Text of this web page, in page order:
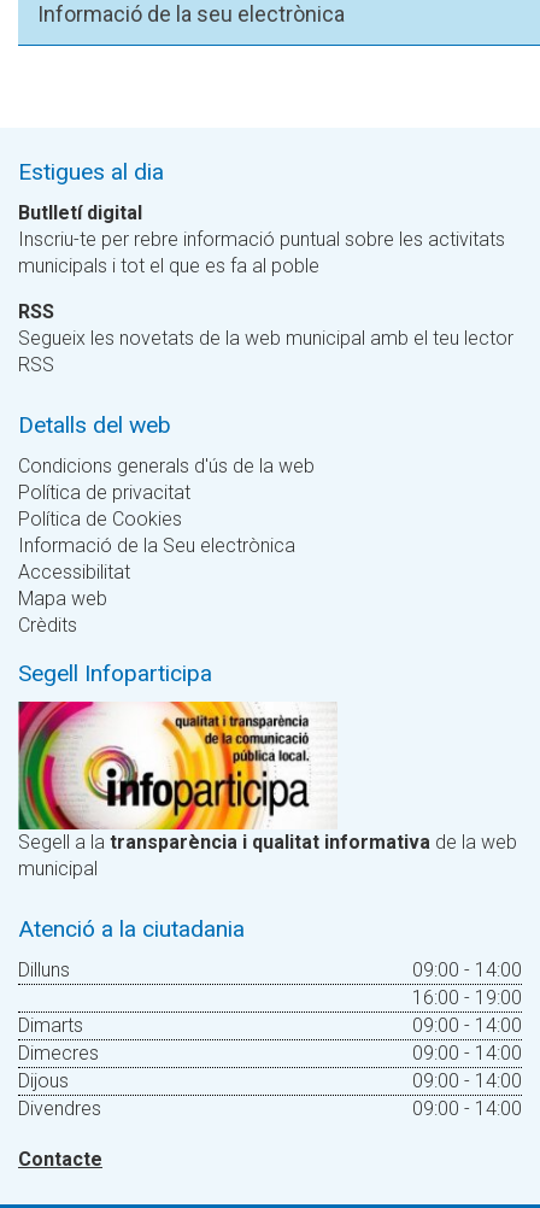
Informació de la seu electrònica
Estigues al dia
Butlletí digital
Inscriu-te per rebre informació puntual sobre les activitats
municipals i tot el que es fa al poble
RSS
Segueix les novetats de la web municipal amb el teu lector
RSS
Detalls del web
Condicions generals d'ús de la web
Política de privacitat
Política de Cookies
Informació de la Seu electrònica
Accessibilitat
Mapa web
Crèdits
Segell Infoparticipa
Segell a la transparència i qualitat informativa de la web
municipal
Atenció a la ciutadania
Dilluns
09:00 - 14:00
16:00 - 19:00
Dimarts
09:00 - 14:00
Dimecres
09:00 - 14:00
Dijous
09:00 - 14:00
Divendres
09:00 - 14:00
Contacte